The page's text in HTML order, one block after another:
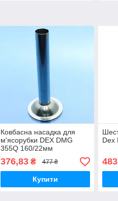
Ковбасна насадка для
м'ясорубки DEX DMG
355Q 160/22мм
376,83₴ 477 ₴
Купити
Dex